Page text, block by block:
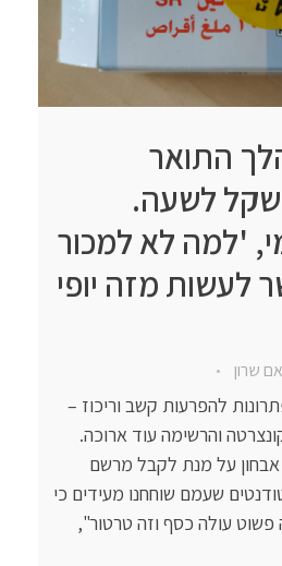
התואר
והרווחתי 35 שקל לשעה.
'למה לא למכור
לעשות מזה יופי
שרון
להפרעות קשב וריכוז –
והרשימה עוד ארוכה.
אבחון על מנת לקבל מרשם
שעמם שוחחנו מעידים כי
פשוט עולה כסף וזה טרטור",